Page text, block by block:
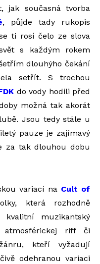
jak současná tvorba
, půjde tady rukopis
ti rosí čelo ze slova
s každým rokem
dlouhýho čekání
setřít. S trochou
do vody hodili před
možná tak akorát
Jsou tedy stále u
pauze je zajímavý
za tak dlouhou dobu
variací na Cult of
která rozhodně
kvalitní muzikantský
riff či
kteří vyžadují
odehranou variaci